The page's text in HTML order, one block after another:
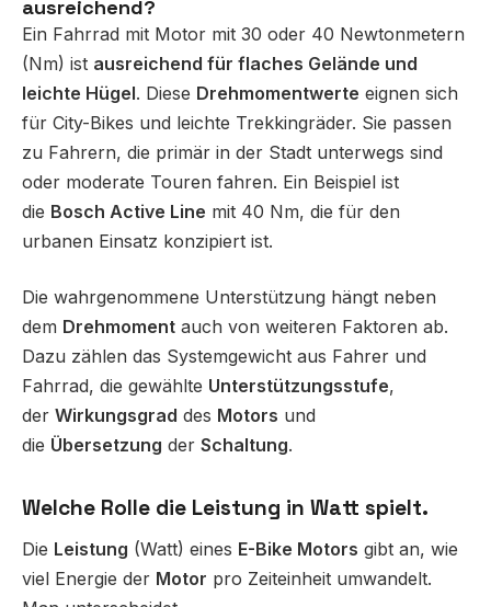
ausreichend?
Ein Fahrrad mit Motor mit 30 oder 40 Newtonmetern
(Nm) ist ausreichend für flaches Gelände und
leichte Hügel. Diese Drehmomentwerte eignen sich
für City-Bikes und leichte Trekkingräder. Sie passen
zu Fahrern, die primär in der Stadt unterwegs sind
oder moderate Touren fahren. Ein Beispiel ist
die Bosch Active Line mit 40 Nm, die für den
urbanen Einsatz konzipiert ist.
Die wahrgenommene Unterstützung hängt neben
dem Drehmoment auch von weiteren Faktoren ab.
Dazu zählen das Systemgewicht aus Fahrer und
Fahrrad, die gewählte Unterstützungsstufe,
der Wirkungsgrad des Motors und
die Übersetzung der Schaltung.
Welche Rolle die Leistung in Watt spielt.
Die Leistung (Watt) eines E-Bike Motors gibt an, wie
viel Energie der Motor pro Zeiteinheit umwandelt.